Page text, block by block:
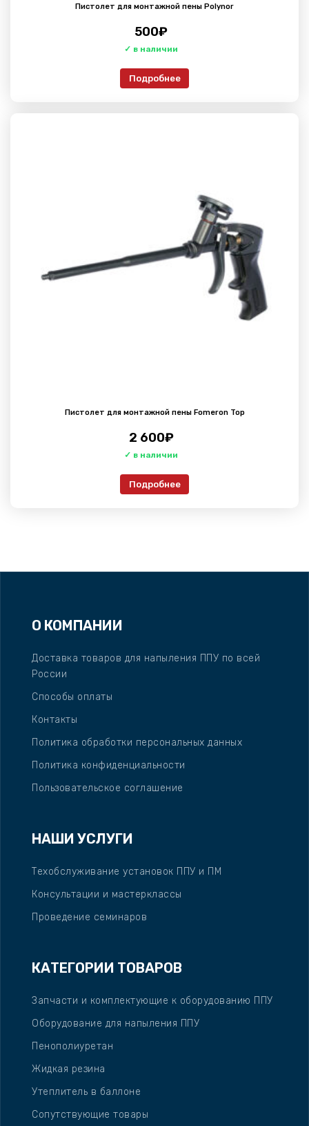
Пистолет для монтажной пены​​​​​​​ Polynor
500₽
Подробнее
Пистолет для монтажной пены Fomeron Top
2 600₽
Подробнее
О КОМПАНИИ
Доставка товаров для напыления ППУ по всей
России
Способы оплаты
Контакты
Политика обработки персональных данных
Политика конфиденциальности
Пользовательское соглашение
НАШИ УСЛУГИ
Техобслуживание установок ППУ и ПМ
Консультации и мастерклассы
Проведение семинаров
КАТЕГОРИИ ТОВАРОВ
Запчасти и комплектующие к оборудованию ППУ
Оборудование для напыления ППУ
Пенополиуретан
Жидкая резина
Утеплитель в баллоне
Сопутствующие товары